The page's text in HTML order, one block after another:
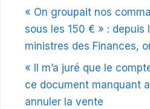
« On groupait nos
sous les 150 € » : depuis
ministres des Finances,
« Il m’a juré que le
ce document manquant
annuler la vente